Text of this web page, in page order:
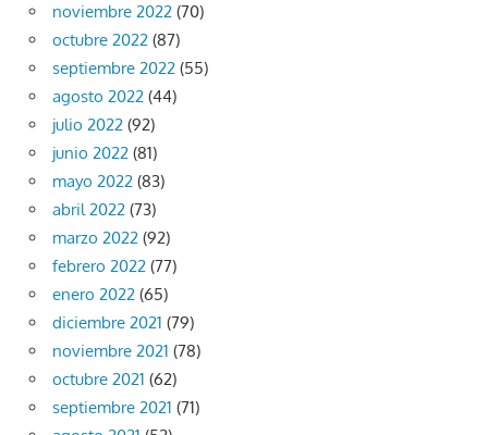
noviembre 2022 (70)
octubre 2022 (87)
septiembre 2022 (55)
agosto 2022 (44)
julio 2022 (92)
junio 2022 (81)
mayo 2022 (83)
abril 2022 (73)
marzo 2022 (92)
febrero 2022 (77)
enero 2022 (65)
diciembre 2021 (79)
noviembre 2021 (78)
octubre 2021 (62)
septiembre 2021 (71)